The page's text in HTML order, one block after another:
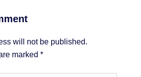
will not be published.
marked *